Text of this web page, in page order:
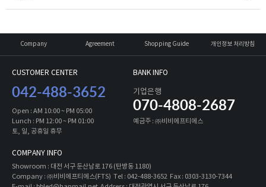
Company Agreement Shopping Guide 개인정보 처리방침
CUSTOMER CENTER
042-488-3652
Open : AM 10:00 ~ PM 05:00
Lunch : PM 12:00 ~ PM 01:00
토, 일, 공휴일 휴무
BANK INFO
기업은행
070-4808-2687
예금주 : ㈜비비에프티에스
COMPANY INFO
Showroom : 대전 서구 둔산남로 176 (탄방동 1180)
Company : ㈜비비에프티에스(FTS) Tel : 042-488-3652 Fax : 0303-3130-7344